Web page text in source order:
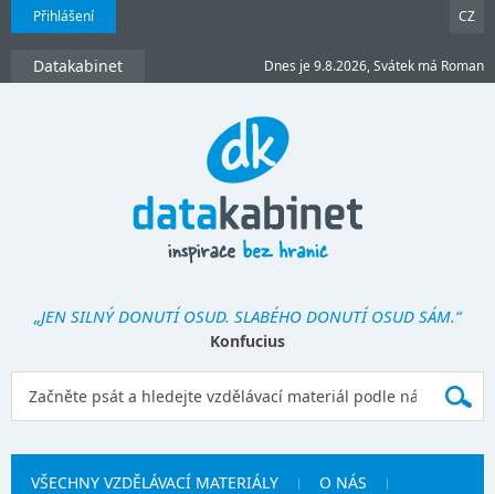
Přihlášení CZ
Datakabinet Dnes je 9.8.2026, Svátek má Roman
„JEN SILNÝ DONUTÍ OSUD. SLABÉHO DONUTÍ OSUD SÁM.“
Konfucius
VŠECHNY VZDĚLÁVACÍ MATERIÁLY O NÁS